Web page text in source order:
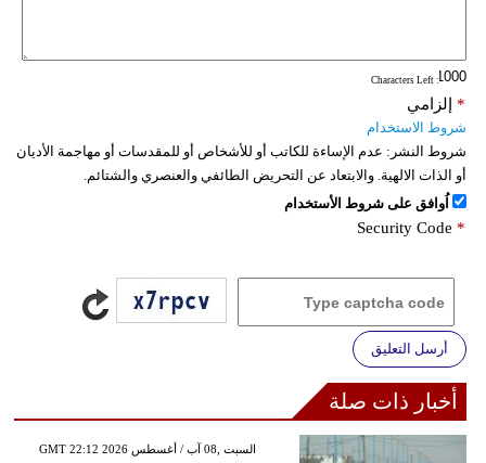
: Characters Left
إلزامي *
شروط الاستخدام
شروط النشر: عدم الإساءة للكاتب أو للأشخاص أو للمقدسات أو مهاجمة الأديان
أو الذات الالهية. والابتعاد عن التحريض الطائفي والعنصري والشتائم.
اُوافق على شروط الأستخدام
Security Code *
أرسل التعليق
أخبار ذات صلة
GMT 22:12 2026 السبت ,08 آب / أغسطس